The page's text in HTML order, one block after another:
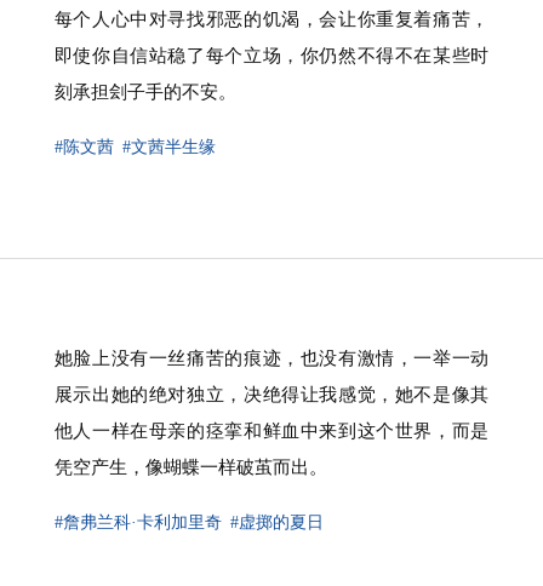
每个人心中对寻找邪恶的饥渴，会让你重复着痛苦，
即使你自信站稳了每个立场，你仍然不得不在某些时
刻承担刽子手的不安。
#陈文茜 #文茜半生缘
她脸上没有一丝痛苦的痕迹，也没有激情，一举一动
展示出她的绝对独立，决绝得让我感觉，她不是像其
他人一样在母亲的痉挛和鲜血中来到这个世界，而是
凭空产生，像蝴蝶一样破茧而出。
#詹弗兰科·卡利加里奇 #虚掷的夏日